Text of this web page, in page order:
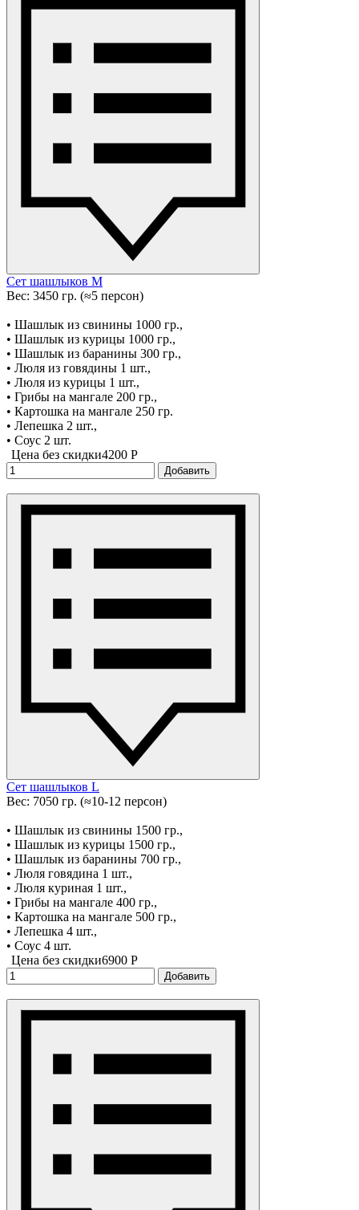
Сет шашлыков М
Вес: 3450 гр. (≈5 персон)
• Шашлык из свинины 1000 гр.,
• Шашлык из курицы 1000 гр.,
• Шашлык из баранины 300 гр.,
• Люля из говядины 1 шт.,
• Люля из курицы 1 шт.,
• Грибы на мангале 200 гр.,
• Картошка на мангале 250 гр.
• Лепешка 2 шт.,
• Соус 2 шт.
Цена без скидки4200 P
Добавить
Сет шашлыков L
Вес: 7050 гр. (≈10-12 персон)
• Шашлык из свинины 1500 гр.,
• Шашлык из курицы 1500 гр.,
• Шашлык из баранины 700 гр.,
• Люля говядина 1 шт.,
• Люля куриная 1 шт.,
• Грибы на мангале 400 гр.,
• Картошка на мангале 500 гр.,
• Лепешка 4 шт.,
• Соус 4 шт.
Цена без скидки6900 P
Добавить